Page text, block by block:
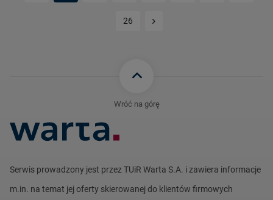
26 Kolejna strona
Wróć na górę
Serwis prowadzony jest przez TUiR Warta S.A. i zawiera informacje
m.in. na temat jej oferty skierowanej do klientów firmowych